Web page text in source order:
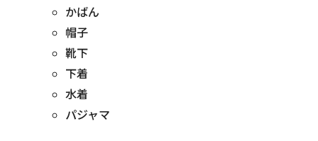
かばん
帽子
靴下
下着
水着
パジャマ